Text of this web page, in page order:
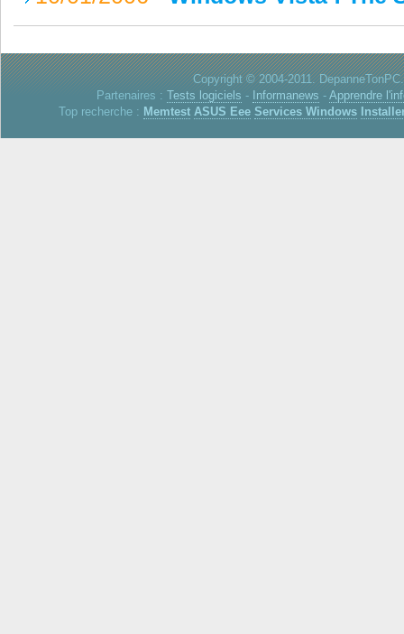
Copyright © 2004-2011.
Partenaires : Tests logiciels - Informanews - Apprendre
Top recherche : Memtest ASUS Eee Services Windows